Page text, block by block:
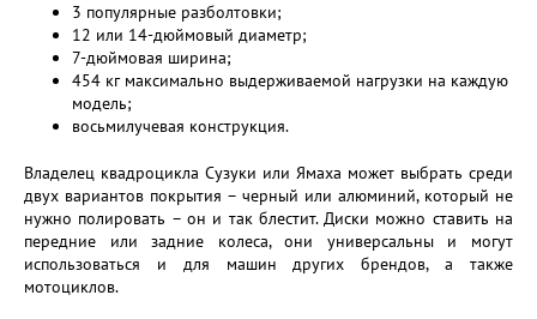
3 популярные разболтовки;
12 или 14-дюймовый диаметр;
7-дюймовая ширина;
454 кг максимально выдерживаемой нагрузки на каждую
модель;
восьмилучевая конструкция.
Владелец квадроцикла Сузуки или Ямаха может выбрать среди
двух вариантов покрытия – черный или алюминий, который не
нужно полировать – он и так блестит. Диски можно ставить на
передние или задние колеса, они универсальны и могут
использоваться и для машин других брендов, а также
мотоциклов.